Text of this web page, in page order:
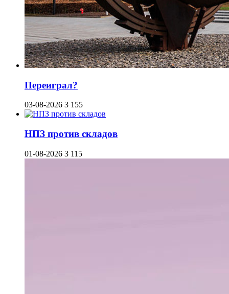
Переиграл?
03-08-2026 3 155
НПЗ против складов
01-08-2026 3 115